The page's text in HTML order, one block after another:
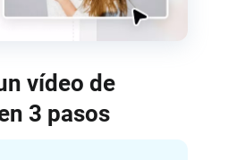
vídeo de
3 pasos